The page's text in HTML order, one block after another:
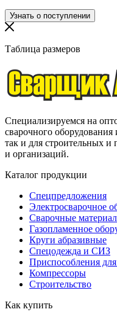
Таблица размеров
Специализируемся на
сварочного
так и для строительных
и организаций.
Каталог продукции
Спецпредложения
Электросварочное
Сварочные
Газопламенное
Круги абразивные
Спецодежда и СИЗ
Приспособления
Компрессоры
Строительство
Как купить